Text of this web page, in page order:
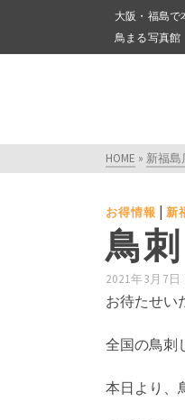
大阪・福島で
鳥まる写真館
HOME » 新福島
お得情報 | 新
鳥
2021年3月7日
お待たせい
全国の鳥刺
本日より、